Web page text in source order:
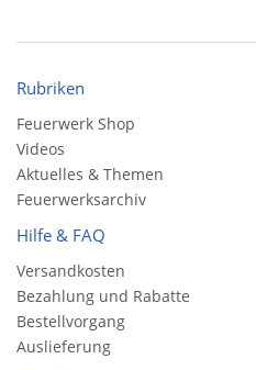
Rubriken
Feuerwerk Shop
Videos
Aktuelles & Themen
Feuerwerksarchiv
Hilfe & FAQ
Versandkosten
Bezahlung und Rabatte
Bestellvorgang
Auslieferung